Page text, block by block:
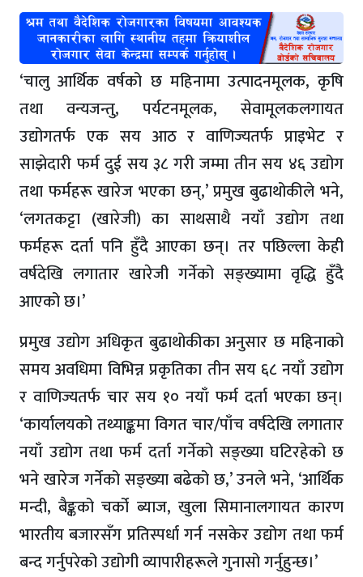
‘चालु आर्थिक वर्षको छ महिनामा उत्पादनमूलक, कृषि
तथा वन्यजन्तु, पर्यटनमूलक, सेवामूलकलगायत
उद्योगतर्फ एक सय आठ र वाणिज्यतर्फ प्राइभेट र
साझेदारी फर्म दुई सय ३८ गरी जम्मा तीन सय ४६ उद्योग
तथा फर्महरू खारेज भएका छन्,’ प्रमुख बुढाथोकीले भने,
‘लगतकट्टा (खारेजी) का साथसाथै नयाँ उद्योग तथा
फर्महरू दर्ता पनि हुँदै आएका छन्। तर पछिल्ला केही
वर्षदेखि लगातार खारेजी गर्नेको सङ्ख्यामा वृद्धि हुँदै
आएको छ।’
प्रमुख उद्योग अधिकृत बुढाथोकीका अनुसार छ महिनाको
समय अवधिमा विभिन्न प्रकृतिका तीन सय ६८ नयाँ उद्योग
र वाणिज्यतर्फ चार सय १० नयाँ फर्म दर्ता भएका छन्।
‘कार्यालयको तथ्याङ्कमा विगत चार/पाँच वर्षदेखि लगातार
नयाँ उद्योग तथा फर्म दर्ता गर्नेको सङ्ख्या घटिरहेको छ
भने खारेज गर्नेको सङ्ख्या बढेको छ,’ उनले भने, ‘आर्थिक
मन्दी, बैङ्कको चर्को ब्याज, खुला सिमानालगायत कारण
भारतीय बजारसँग प्रतिस्पर्धा गर्न नसकेर उद्योग तथा फर्म
बन्द गर्नुपरेको उद्योगी व्यापारीहरूले गुनासो गर्नुहुन्छ।’